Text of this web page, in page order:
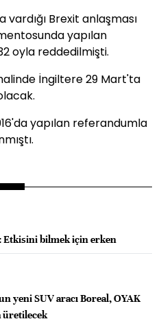
vardığı Brexit anlaşması
yapılan
oyla reddedilmişti.
İngiltere 29 Mart'ta
yapılan referandumla
Etkisini bilmek için erken
yeni SUV aracı Boreal, OYAK
üretilecek